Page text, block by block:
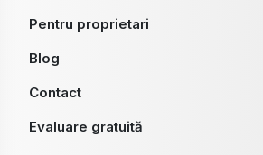
Pentru proprietari
Blog
Contact
Evaluare gratuită